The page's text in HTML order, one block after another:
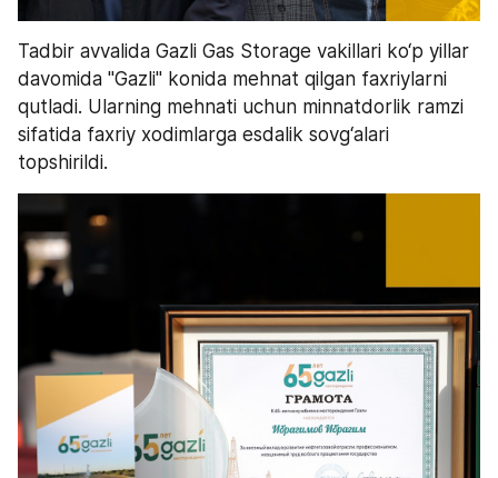
Tadbir avvalida Gazli Gas Storage vakillari ko‘p yillar
davomida "Gazli" konida mehnat qilgan faxriylarni
qutladi. Ularning mehnati uchun minnatdorlik ramzi
sifatida faxriy xodimlarga esdalik sovg‘alari
topshirildi.